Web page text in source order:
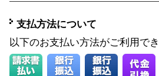
支払方法について
以下のお支払い方法がご利用で